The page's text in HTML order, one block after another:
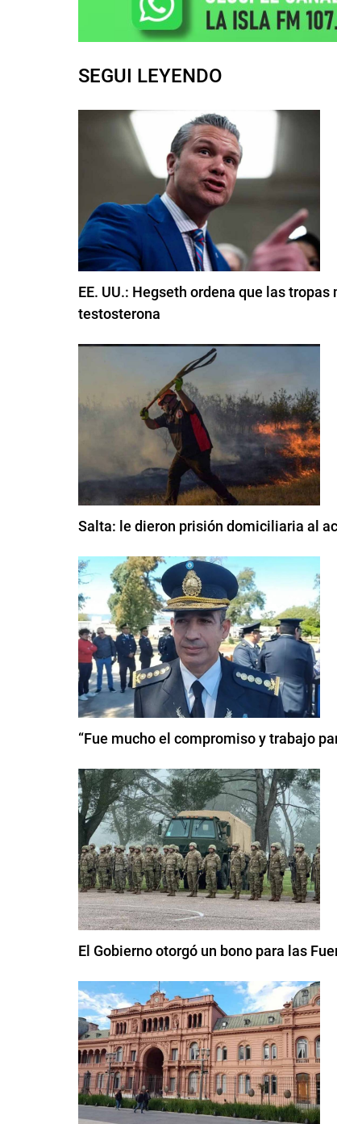
SEGUI LEYENDO
EE. UU.: Hegseth ordena que las
testosterona
Salta: le dieron prisión domiciliaria al
“Fue mucho el compromiso y trabajo
El Gobierno otorgó un bono para las